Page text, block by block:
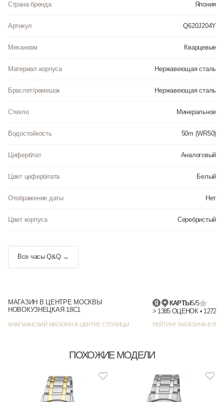
Страна бренда Япония
Артикул Q620J204Y
Механизм Кварцевые
Материал корпуса Нержавеющая сталь
Браслет/ремешок Нержавеющая сталь
Стекло Минеральное
Водостойкость 50m (WR50)
Циферблат Аналоговый
Цвет циферблата Белый
Отображение даты Нет
Цвет корпуса Серебристый
Все часы Q&Q →
МАГАЗИН В ЦЕНТРЕ МОСКВЫ
НОВОКУЗНЕЦКАЯ 18С1
ФЛАГМАНСКИЙ МАГАЗИН В ЦЕНТРЕ СТОЛИЦЫ
КАРТЫ5/5
РЕЙТИНГ МАГАЗИНА В
ПОХОЖИЕ МОДЕЛИ